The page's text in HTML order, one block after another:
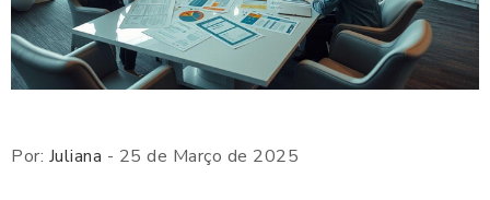
Por: Juliana - 25 de Março de 2025